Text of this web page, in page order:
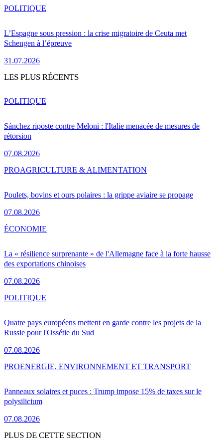
L’Espagne sous pression : la crise migratoire de Ceuta met
Schengen à l’épreuve
31.07.2026
POLITIQUE
LES PLUS RÉCENTS
Sánchez riposte contre Meloni : l'Italie menacée de mesures de
rétorsion
07.08.2026
POLITIQUE
Poulets, bovins et ours polaires : la grippe aviaire se propage
07.08.2026
PROAGRICULTURE & ALIMENTATION
La « résilience surprenante » de l'Allemagne face à la forte hausse
des exportations chinoises
07.08.2026
ÉCONOMIE
Quatre pays européens mettent en garde contre les projets de la
Russie pour l'Ossétie du Sud
07.08.2026
POLITIQUE
Panneaux solaires et puces : Trump impose 15% de taxes sur le
polysilicium
07.08.2026
PROENERGIE, ENVIRONNEMENT ET TRANSPORT
PLUS DE CETTE SECTION